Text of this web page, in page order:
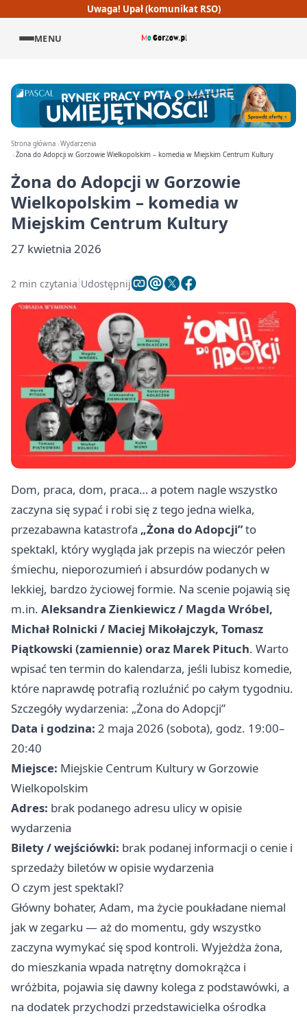
Uwaga! Upał (komunikat RSO)
MENU
Strona główna Wydarzenia
Żona do Adopcji w Gorzowie Wielkopolskim – komedia w Miejskim Centrum Kultury
Żona do Adopcji w Gorzowie
Wielkopolskim – komedia w
Miejskim Centrum Kultury
27 kwietnia 2026
2 min czytania Udostępnij
Dom, praca, dom, praca… a potem nagle wszystko
zaczyna się sypać i robi się z tego jedna wielka,
przezabawna katastrofa „Żona do Adopcji”to
spektakl, który wygląda jak przepis na wieczór pełen
śmiechu, nieporozumień i absurdów podanych w
lekkiej, bardzo życiowej formie. Na scenie pojawią się
m.in. Aleksandra Zienkiewicz / Magda Wróbel,
Michał Rolnicki / Maciej Mikołajczyk, Tomasz
Piątkowski (zamiennie) oraz Marek Pituch. Warto
wpisać ten termin do kalendarza, jeśli lubisz komedie,
które naprawdę potrafią rozluźnić po całym tygodniu.
Szczegóły wydarzenia: „Żona do Adopcji”
Data i godzina: 2 maja 2026 (sobota), godz. 19:00–
20:40
Miejsce: Miejskie Centrum Kultury w Gorzowie
Wielkopolskim
Adres: brak podanego adresu ulicy w opisie
wydarzenia
Bilety / wejściówki: brak podanej informacji o cenie i
sprzedaży biletów w opisie wydarzenia
O czym jest spektakl?
Główny bohater, Adam, ma życie poukładane niemal
jak w zegarku — aż do momentu, gdy wszystko
zaczyna wymykać się spod kontroli. Wyjeżdża żona,
do mieszkania wpada natrętny domokrążca i
wróżbita, pojawia się dawny kolega z podstawówki, a
na dodatek przychodzi przedstawicielka ośrodka